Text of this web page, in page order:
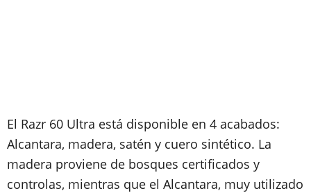
El Razr 60 Ultra está disponible en 4 acabados:
Alcantara, madera, satén y cuero sintético. La
madera proviene de bosques certificados y
controlas, mientras que el Alcantara, muy utilizado